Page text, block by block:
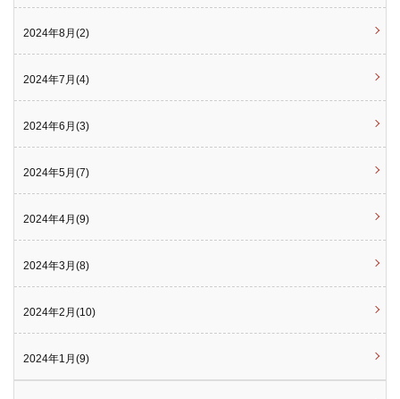
2024年8月(2)
2024年7月(4)
2024年6月(3)
2024年5月(7)
2024年4月(9)
2024年3月(8)
2024年2月(10)
2024年1月(9)